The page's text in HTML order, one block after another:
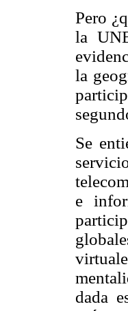
Pero
la
la
Se
e
dada